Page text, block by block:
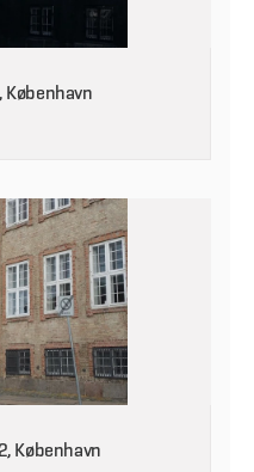
København
København